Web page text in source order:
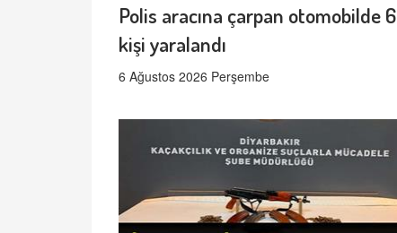
Polis aracına çarpan otomobilde 6
kişi yaralandı
6 Ağustos 2026 Perşembe